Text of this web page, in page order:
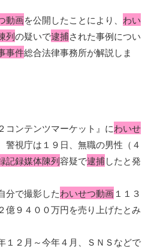
動画を公開したことにより、わい
列の疑いで逮捕された事例につい
事件総合法律事務所が解説しま
コンテンツマーケット』にわいせ
警視庁は１９日、無職の男性（４
記録媒体陳列容疑で逮捕したと発
分で撮影したわいせつ動画１１３
億９４００万円を売り上げたとみ
１２月～今年４月、ＳＮＳなどで